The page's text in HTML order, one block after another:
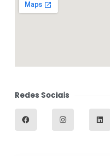
Redes Sociais